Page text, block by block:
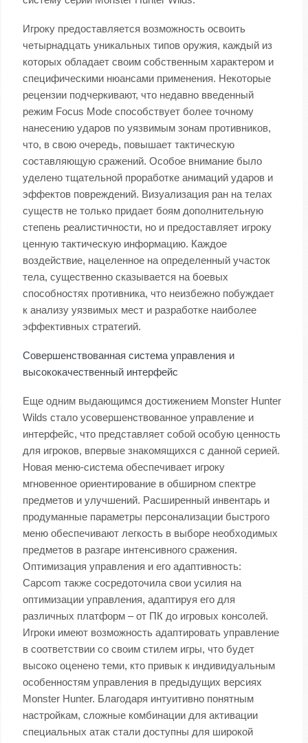
Игроку предоставляется возможность освоить
четырнадцать уникальных типов оружия, каждый из
которых обладает своим собственным характером и
специфическими нюансами применения. Некоторые
рецензии подчеркивают, что недавно введенный
режим Focus Mode способствует более точному
нанесению ударов по уязвимым зонам противников,
что, в свою очередь, повышает тактическую
составляющую сражений. Особое внимание было
уделено тщательной проработке анимаций ударов и
эффектов повреждений. Визуализация ран на телах
существ не только придает боям дополнительную
степень реалистичности, но и предоставляет игроку
ценную тактическую информацию. Каждое
воздействие, нацеленное на определенный участок
тела, существенно сказывается на боевых
способностях противника, что неизбежно побуждает
к анализу уязвимых мест и разработке наиболее
эффективных стратегий.
Совершенствованная система управления и
высококачественный интерфейс
Еще одним выдающимся достижением Monster Hunter
Wilds стало усовершенствованное управление и
интерфейс, что представляет собой особую ценность
для игроков, впервые знакомящихся с данной серией.
Новая меню-система обеспечивает игроку
мгновенное ориентирование в обширном спектре
предметов и улучшений. Расширенный инвентарь и
продуманные параметры персонализации быстрого
меню обеспечивают легкость в выборе необходимых
предметов в разгаре интенсивного сражения.
Оптимизация управления и его адаптивность:
Capcom также сосредоточила свои усилия на
оптимизации управления, адаптируя его для
различных платформ – от ПК до игровых консолей.
Игроки имеют возможность адаптировать управление
в соответствии со своим стилем игры, что будет
высоко оценено теми, кто привык к индивидуальным
особенностям управления в предыдущих версиях
Monster Hunter. Благодаря интуитивно понятным
настройкам, сложные комбинации для активации
специальных атак стали доступны для широкой